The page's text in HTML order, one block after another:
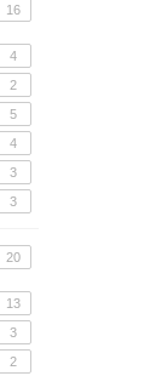
16
4
2
5
4
3
3
20
13
3
2